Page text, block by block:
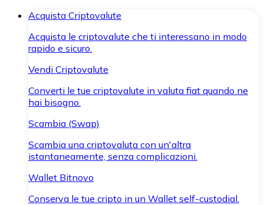
Acquista Criptovalute
Acquista le criptovalute che ti interessano in modo
rapido e sicuro.
Vendi Criptovalute
Converti le tue criptovalute in valuta fiat quando ne
hai bisogno.
Scambia (Swap)
Scambia una criptovaluta con un'altra
istantaneamente, senza complicazioni.
Wallet Bitnovo
Conserva le tue cripto in un Wallet self-custodial.